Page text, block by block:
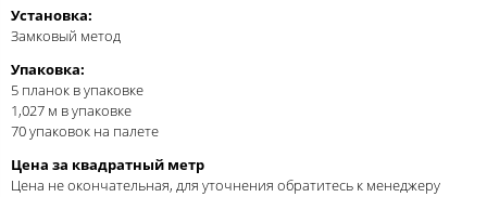
Установка:
Замковый метод
Упаковка:
5 планок в упаковке
1,027 м в упаковке
70 упаковок на палете
Цена за квадратный метр
Цена не окончательная, для уточнения обратитесь к менеджеру